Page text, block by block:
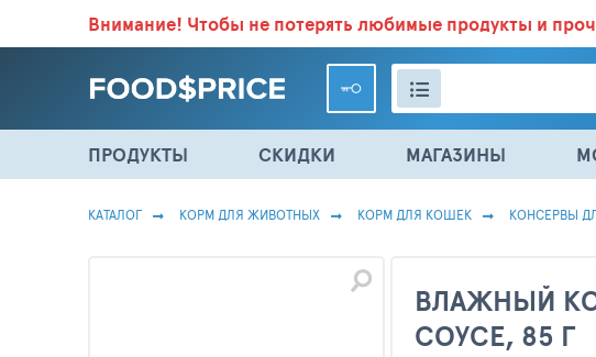
ВСЕ СКИДКИ И ВЫГОДНЫЕ ЦЕНЫ НА ПРОДУКТЫ В МАГАЗИНАХ.
Внимание! Чтобы не потерять любимые продукты и
ПРОДУКТЫ СКИДКИ МАГАЗИНЫ
КАТАЛОГ КОРМ ДЛЯ ЖИВОТНЫХ КОРМ ДЛЯ КОШЕК КОНСЕРВЫ
ВЛАЖНЫЙ
СОУСЕ, 85 Г